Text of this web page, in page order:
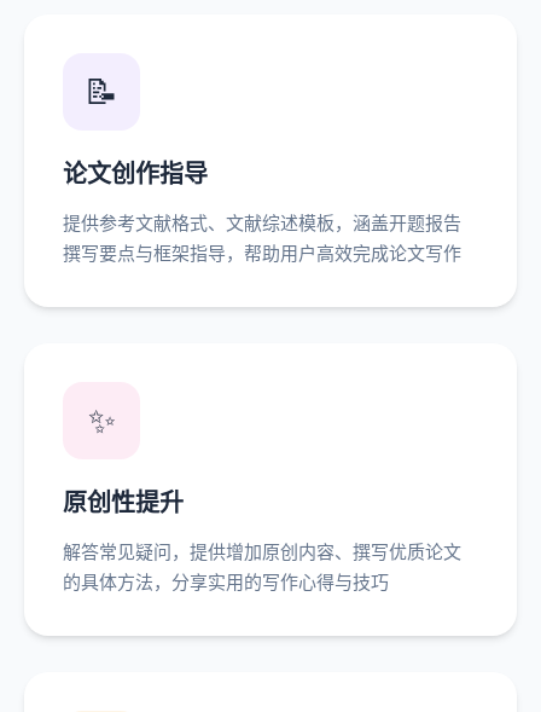
📝
论文创作指导
提供参考文献格式、文献综述模板，涵盖开题报告
撰写要点与框架指导，帮助用户高效完成论文写作
✨
原创性提升
解答常见疑问，提供增加原创内容、撰写优质论文
的具体方法，分享实用的写作心得与技巧